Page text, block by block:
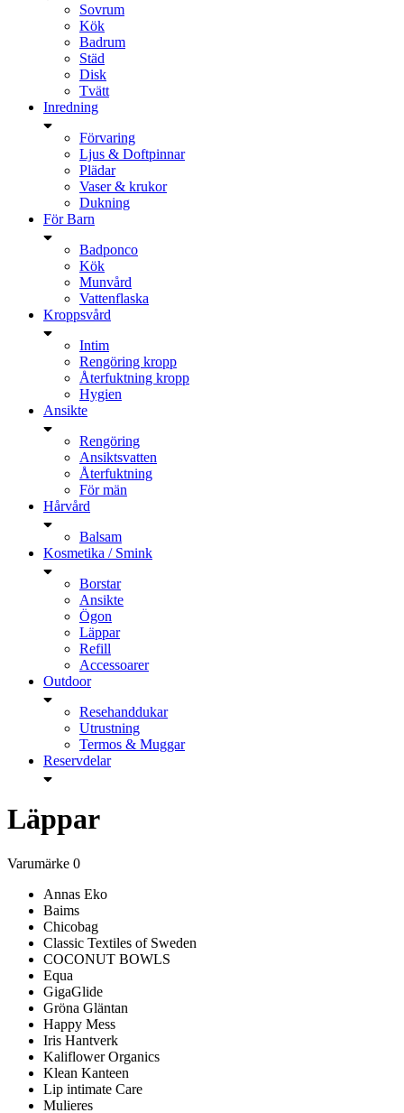
Sovrum
Kök
Badrum
Städ
Disk
Tvätt
Inredning
Förvaring
Ljus & Doftpinnar
Plädar
Vaser & krukor
Dukning
För Barn
Badponco
Kök
Munvård
Vattenflaska
Kroppsvård
Intim
Rengöring kropp
Återfuktning kropp
Hygien
Ansikte
Rengöring
Ansiktsvatten
Återfuktning
För män
Hårvård
Balsam
Kosmetika / Smink
Borstar
Ansikte
Ögon
Läppar
Refill
Accessoarer
Outdoor
Resehanddukar
Utrustning
Termos & Muggar
Reservdelar
Läppar
Varumärke 0
Annas Eko
Baims
Chicobag
Classic Textiles of Sweden
COCONUT BOWLS
Equa
GigaGlide
Gröna Gläntan
Happy Mess
Iris Hantverk
Kaliflower Organics
Klean Kanteen
Lip intimate Care
Mulieres